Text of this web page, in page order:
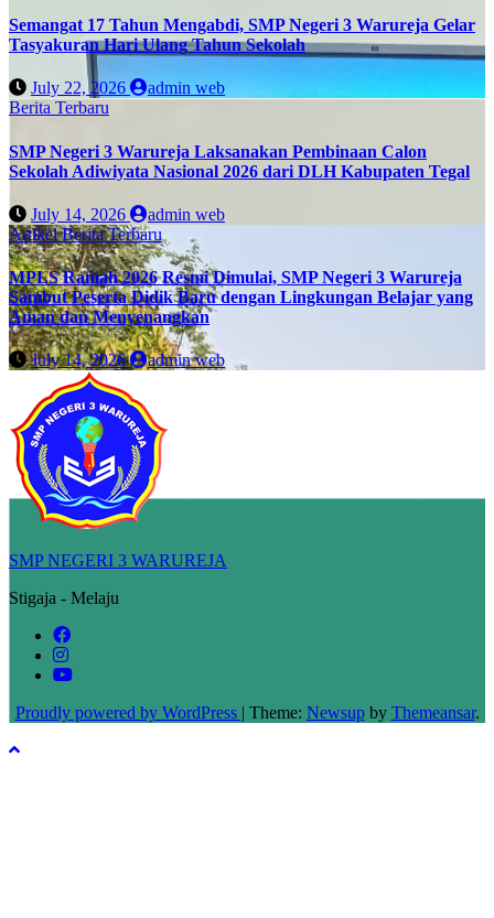
Semangat 17 Tahun Mengabdi, SMP Negeri 3 Warureja Gelar
Tasyakuran Hari Ulang Tahun Sekolah
July 22, 2026
admin web
Berita Terbaru
SMP Negeri 3 Warureja Laksanakan Pembinaan Calon
Sekolah Adiwiyata Nasional 2026 dari DLH Kabupaten Tegal
July 14, 2026
admin web
ArtikelBerita Terbaru
MPLS Ramah 2026 Resmi Dimulai, SMP Negeri 3 Warureja
Sambut Peserta Didik Baru dengan Lingkungan Belajar yang
Aman dan Menyenangkan
July 14, 2026 admin web
SMP NEGERI 3 WARUREJA
Stigaja - Melaju
Proudly powered by WordPress Theme: Newsupby Themeansar.